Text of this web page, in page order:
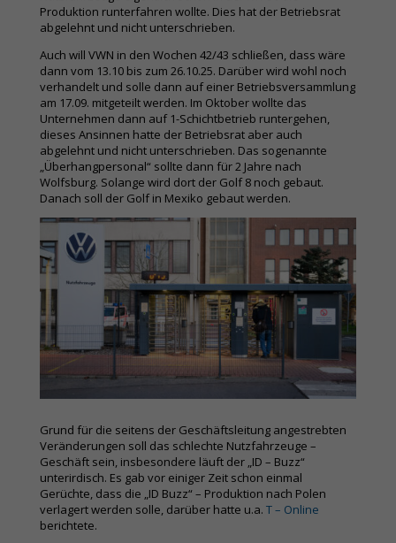
Produktion runterfahren wollte. Dies hat der Betriebsrat
abgelehnt und nicht unterschrieben.
Auch will VWN in den Wochen 42/43 schließen, dass wäre
dann vom 13.10 bis zum 26.10.25. Darüber wird wohl noch
verhandelt und solle dann auf einer Betriebsversammlung
am 17.09. mitgeteilt werden. Im Oktober wollte das
Unternehmen dann auf 1-Schichtbetrieb runtergehen,
dieses Ansinnen hatte der Betriebsrat aber auch
abgelehnt und nicht unterschrieben. Das sogenannte
„Überhangpersonal“ sollte dann für 2 Jahre nach
Wolfsburg. Solange wird dort der Golf 8 noch gebaut.
Danach soll der Golf in Mexiko gebaut werden.
Grund für die seitens der Geschäftsleitung angestrebten
Veränderungen soll das schlechte Nutzfahrzeuge –
Geschäft sein, insbesondere läuft der „ID – Buzz“
unterirdisch. Es gab vor einiger Zeit schon einmal
Gerüchte, dass die „ID Buzz“ – Produktion nach Polen
verlagert werden solle, darüber hatte u.a. T – Online
berichtete.